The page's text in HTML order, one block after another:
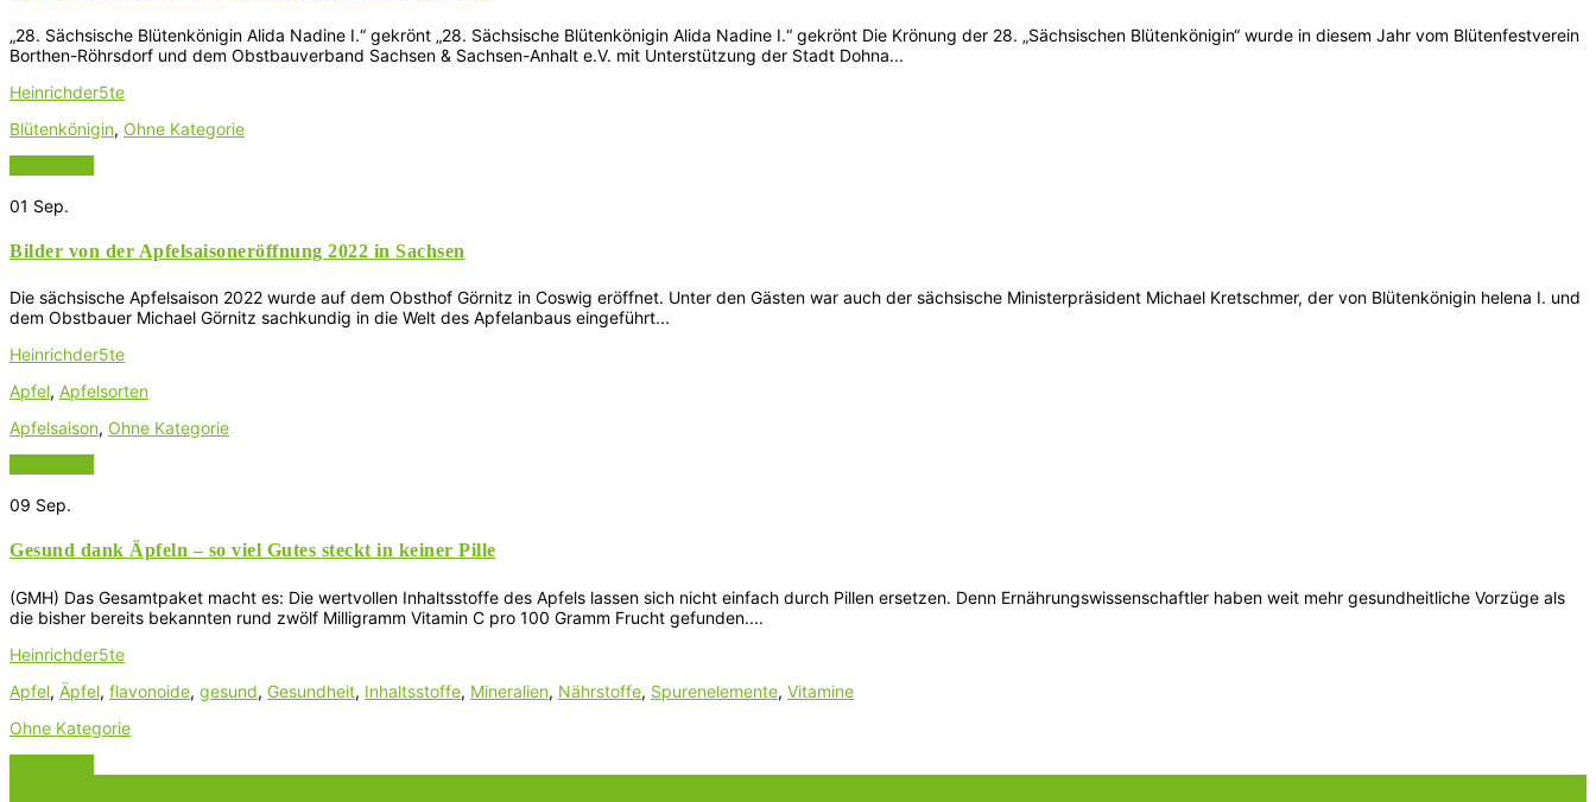
„28. Sächsische Blütenkönigin Alida Nadine I.“ gekrönt „28. Sächsische Blütenkönigin Alida Nadine I.“ gekrönt Die Krönung der 28. „Sächsischen Blütenkönigin“ wurde in diesem Jahr vom Blütenfestverein
Borthen-Röhrsdorf und dem Obstbauverband Sachsen & Sachsen-Anhalt e.V. mit Unterstützung der Stadt Dohna...
Heinrichder5te
Blütenkönigin, Ohne Kategorie
01 Sep.
Bilder von der Apfelsaisoneröffnung 2022 in Sachsen
Die sächsische Apfelsaison 2022 wurde auf dem Obsthof Görnitz in Coswig eröffnet. Unter den Gästen war auch der sächsische Ministerpräsident Michael Kretschmer, der von Blütenkönigin helena I. und
dem Obstbauer Michael Görnitz sachkundig in die Welt des Apfelanbaus eingeführt...
Heinrichder5te
Apfel, Apfelsorten
Apfelsaison, Ohne Kategorie
09 Sep.
Gesund dank Äpfeln – so viel Gutes steckt in keiner Pille
(GMH) Das Gesamtpaket macht es: Die wertvollen Inhaltsstoffe des Apfels lassen sich nicht einfach durch Pillen ersetzen. Denn Ernährungswissenschaftler haben weit mehr gesundheitliche Vorzüge als
die bisher bereits bekannten rund zwölf Milligramm Vitamin C pro 100 Gramm Frucht gefunden....
Heinrichder5te
Apfel, Äpfel, flavonoide, gesund, Gesundheit, Inhaltsstoffe, Mineralien, Nährstoffe, Spurenelemente, Vitamine
Ohne Kategorie